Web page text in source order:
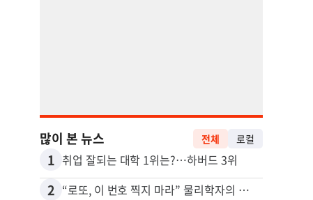
많이 본 뉴스 전체 로컬
1 취업 잘되는 대학 1위는?…하버드 3위
2 “로또, 이 번호 찍지 마라” 물리학자의 당첨금 높이는 비밀